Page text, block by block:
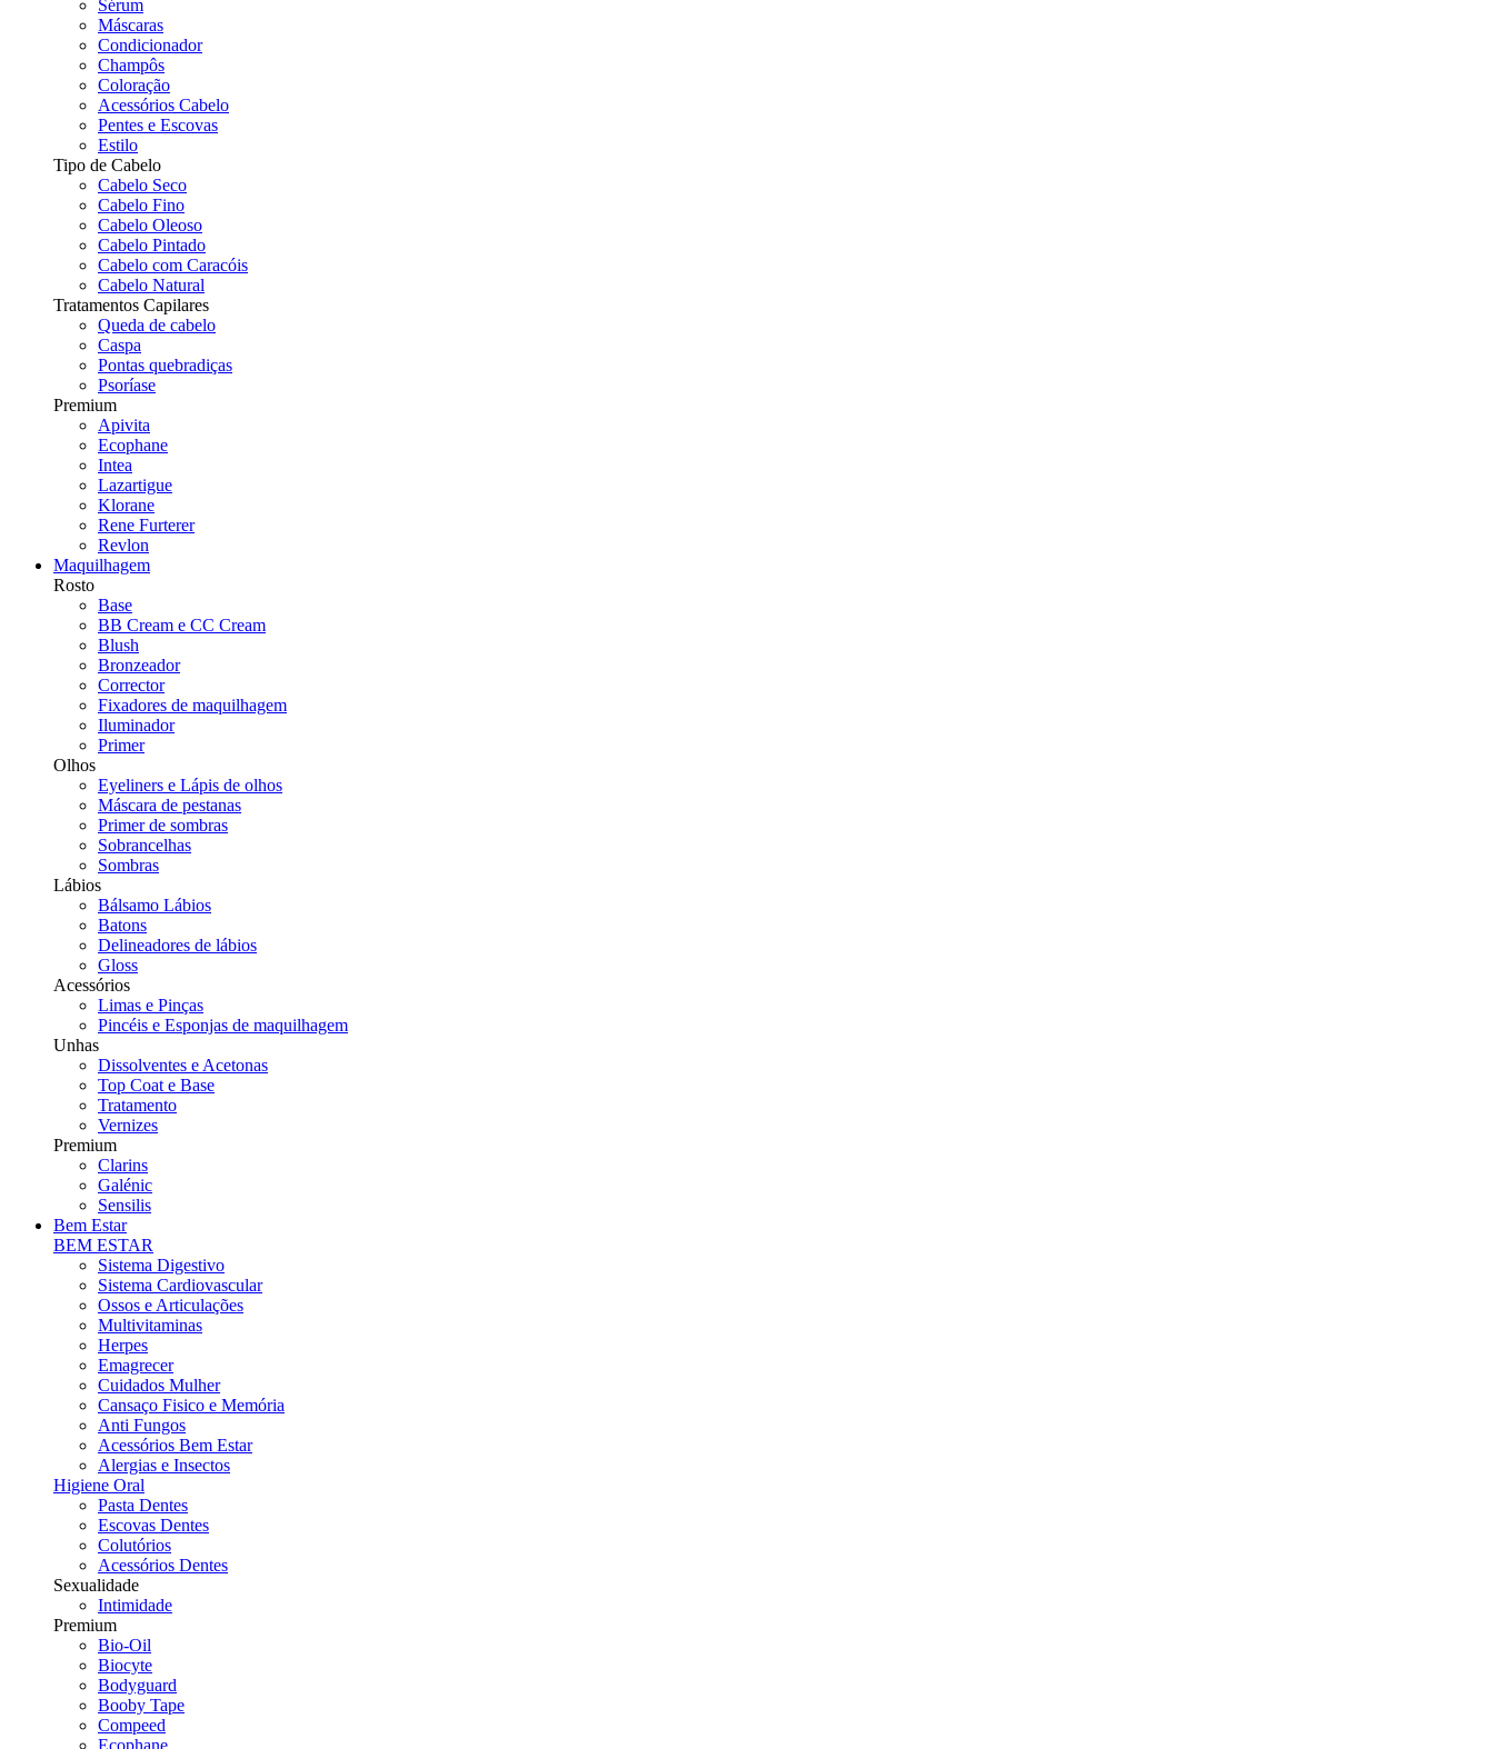
Sérum
Máscaras
Condicionador
Champôs
Coloração
Acessórios Cabelo
Pentes e Escovas
Estilo
Tipo de Cabelo
Cabelo Seco
Cabelo Fino
Cabelo Oleoso
Cabelo Pintado
Cabelo com Caracóis
Cabelo Natural
Tratamentos Capilares
Queda de cabelo
Caspa
Pontas quebradiças
Psoríase
Premium
Apivita
Ecophane
Intea
Lazartigue
Klorane
Rene Furterer
Revlon
Maquilhagem
Rosto
Base
BB Cream e CC Cream
Blush
Bronzeador
Corrector
Fixadores de maquilhagem
Iluminador
Primer
Olhos
Eyeliners e Lápis de olhos
Máscara de pestanas
Primer de sombras
Sobrancelhas
Sombras
Lábios
Bálsamo Lábios
Batons
Delineadores de lábios
Gloss
Acessórios
Limas e Pinças
Pincéis e Esponjas de maquilhagem
Unhas
Dissolventes e Acetonas
Top Coat e Base
Tratamento
Vernizes
Premium
Clarins
Galénic
Sensilis
Bem Estar
BEM ESTAR
Sistema Digestivo
Sistema Cardiovascular
Ossos e Articulações
Multivitaminas
Herpes
Emagrecer
Cuidados Mulher
Cansaço Fisico e Memória
Anti Fungos
Acessórios Bem Estar
Alergias e Insectos
Higiene Oral
Pasta Dentes
Escovas Dentes
Colutórios
Acessórios Dentes
Sexualidade
Intimidade
Premium
Bio-Oil
Biocyte
Bodyguard
Booby Tape
Compeed
Ecophane